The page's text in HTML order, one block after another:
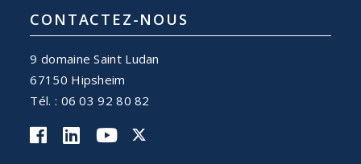
CONTACTEZ-NOUS
9 domaine Saint Ludan
67150 Hipsheim
Tél. : 06 03 92 80 82